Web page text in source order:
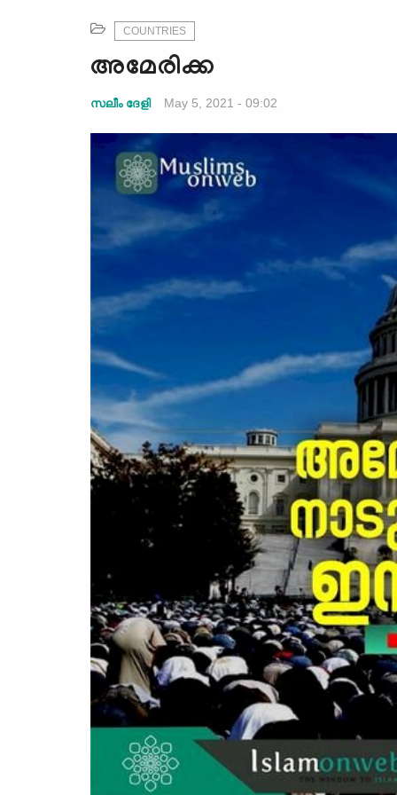
COUNTRIES
അമേരിക്ക
സലീം ദേളി May 5, 2021 - 09:02